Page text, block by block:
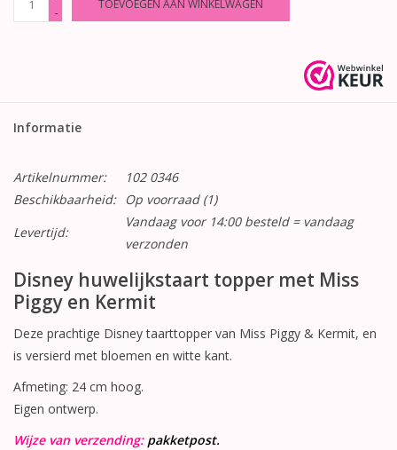
-
TOEVOEGEN AAN WINKELWAGEN
Informatie
Artikelnummer:
102 0346
Beschikbaarheid:
Op voorraad(1)
Levertijd:
Vandaag voor 14:00 besteld = vandaag
verzonden
Disney huwelijkstaart topper met Miss
Piggy en Kermit
Deze prachtige Disney taarttopper van Miss Piggy & Kermit, en
is versierd met bloemen en witte kant.
Afmeting: 24 cm hoog.
Eigen ontwerp.
Wijze van verzending: pakketpost.